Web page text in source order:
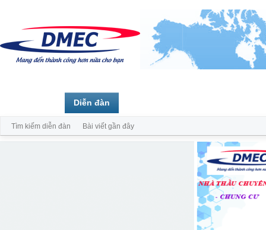
Diễn đàn
Tìm kiếm diễn đàn Bài viết gần đây